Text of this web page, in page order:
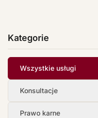
Kategorie
Wszystkie usługi
Konsultacje
Prawo karne